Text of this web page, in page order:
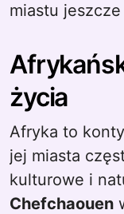
miastu
życia
Afryka to
jej miasta
kulturowe i
Chefchaouen